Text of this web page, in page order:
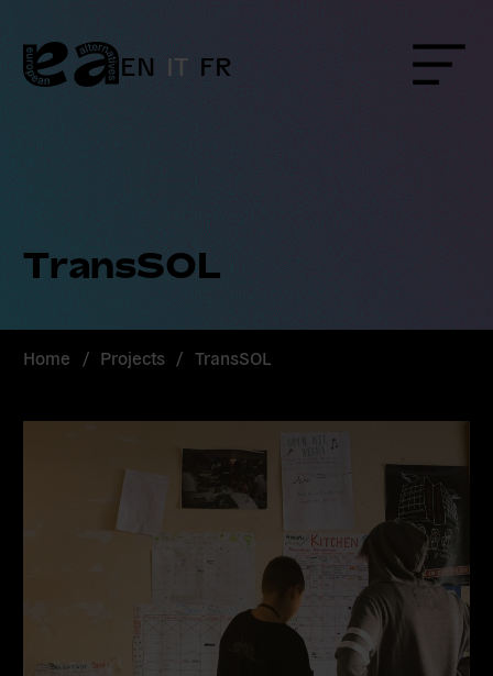
content
EN IT FR
TransSOL
Home / Projects / TransSOL